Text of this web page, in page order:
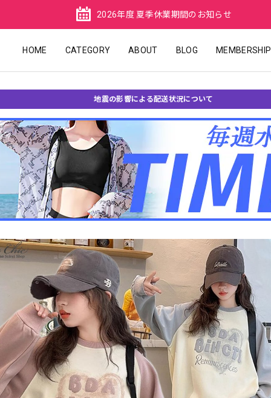
2026年度 夏季休業期間のお知らせ
HOME CATEGORY ABOUT BLOG MEMBERSHIP
地震の影響による配送状況について